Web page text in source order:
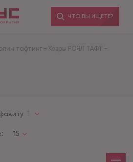
ЧТО ВЫ ИЩЕТЕ?
тафтинг - Ковры РОЯЛ ТАФТ -
15